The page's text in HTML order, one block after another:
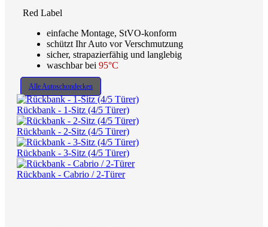
Red Label
einfache Montage, StVO-konform
schützt Ihr Auto vor Verschmutzung
sicher, strapazierfähig und langlebig
waschbar bei 95°C
Alle Autoschondecken
Rückbank - 1-Sitz (4/5 Türer)
Rückbank - 2-Sitz (4/5 Türer)
Rückbank - 3-Sitz (4/5 Türer)
Rückbank - Cabrio / 2-Türer